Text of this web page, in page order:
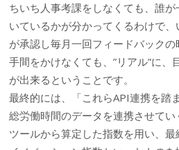
ちいち人事考課をしなくても、誰
いているかが分かってくるわけで
が承認し毎月一回フィードバック
手間をかけなくても、”リアル”に、
が出来るということです。
最終的には、「これらAPI連携を踏
総労働時間のデータを連携させて
ツールから算定した指数を用い、